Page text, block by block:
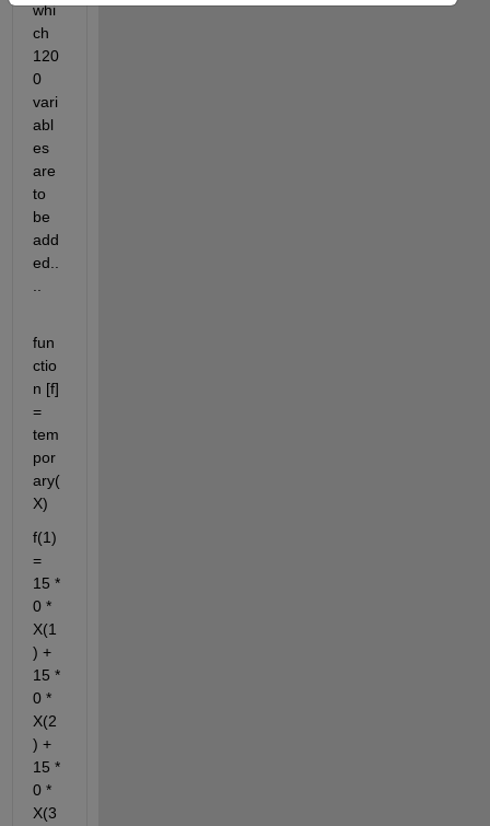
whi
ch
120
0
vari
abl
es
are
to
be
add
ed..
fun
ctio
n [f]
=
tem
por
ary(
X)
f(1)
=
15 *
0 *
X(1
) +
15 *
0 *
X(2
) +
15 *
0 *
X(3